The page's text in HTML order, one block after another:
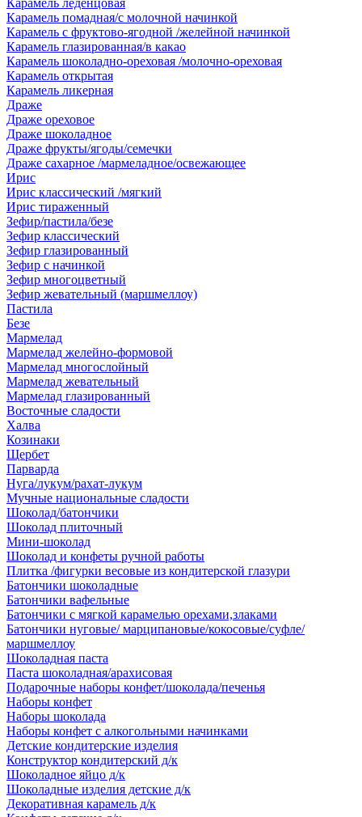
Карамель леденцовая
Карамель помадная/с молочной начинкой
Карамель с фруктово-ягодной /желейной начинкой
Карамель глазированная/в какао
Карамель шоколадно-ореховая /молочно-ореховая
Карамель открытая
Карамель ликерная
Драже
Драже ореховое
Драже шоколадное
Драже фрукты/ягоды/семечки
Драже сахарное /мармеладное/освежающее
Ирис
Ирис классический /мягкий
Ирис тираженный
Зефир/пастила/безе
Зефир классический
Зефир глазированный
Зефир с начинкой
Зефир многоцветный
Зефир жевательный (маршмеллоу)
Пастила
Безе
Мармелад
Мармелад желейно-формовой
Мармелад многослойный
Мармелад жевательный
Мармелад глазированный
Восточные сладости
Халва
Козинаки
Щербет
Парварда
Нуга/лукум/рахат-лукум
Мучные национальные сладости
Шоколад/батончики
Шоколад плиточный
Мини-шоколад
Шоколад и конфеты ручной работы
Плитка /фигурки весовые из кондитерской глазури
Батончики шоколадные
Батончики вафельные
Батончики с мягкой карамелью орехами,злаками
Батончики нуговые/ марципановые/кокосовые/суфле/
маршмеллоу
Шоколадная паста
Паста шоколадная/арахисовая
Подарочные наборы конфет/шоколада/печенья
Наборы конфет
Наборы шоколада
Наборы конфет с алкогольными начинками
Детские кондитерские изделия
Конструктор кондитерский д/к
Шоколадное яйцо д/к
Шоколадные изделия детские д/к
Декоративная карамель д/к